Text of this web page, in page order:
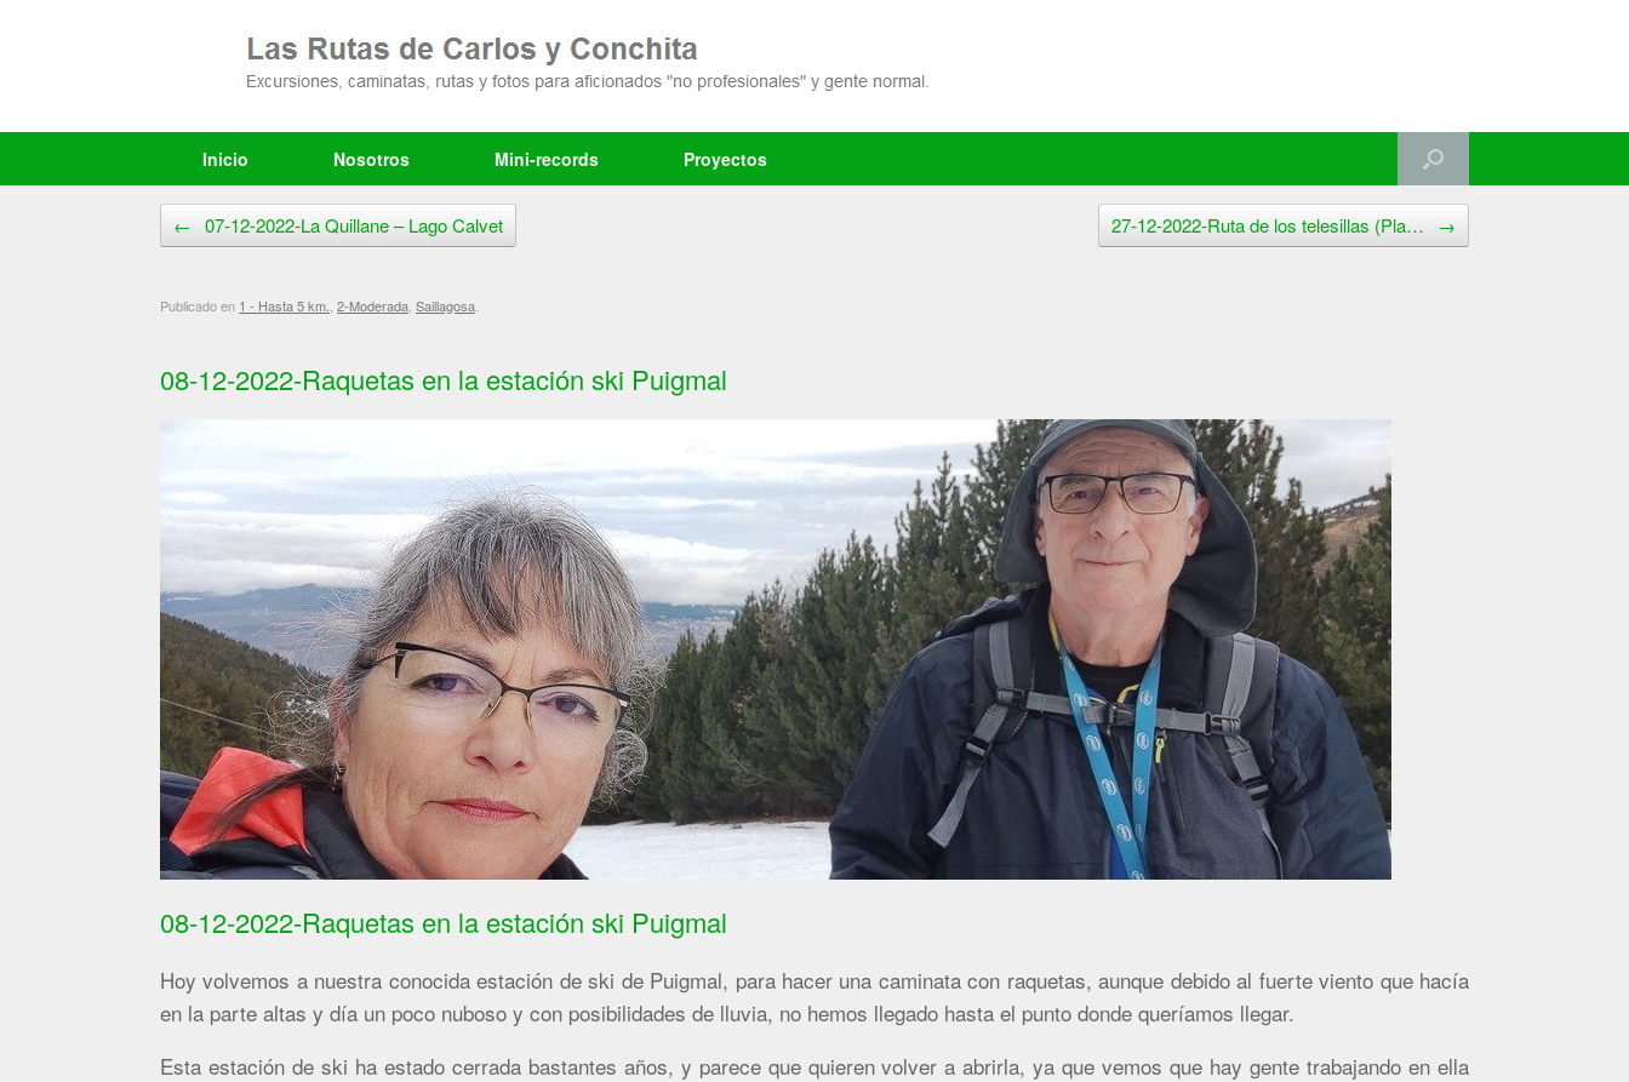
Inicio Nosotros Mini-records Proyectos
Navegador de artículos
← 07-12-2022-La Quillane – Lago Calvet 27-12-2022-Ruta de los telesillas (Pla… →
Publicado en 1 - Hasta 5 km. 2-Moderada Saillagosa
08-12-2022-Raquetas en la estación ski Puigmal
08-12-2022-Raquetas en la estación ski Puigmal
Hoy volvemos a nuestra conocida estación de ski de Puigmal, para hacer una caminata con raquetas, aunque debido al fuerte viento que hacía
en la parte altas y día un poco nuboso y con posibilidades de lluvia, no hemos llegado hasta el punto donde queríamos llegar.
Esta estación de ski ha estado cerrada bastantes años, y parece que quieren volver a abrirla, ya que vemos que hay gente trabajando en ella